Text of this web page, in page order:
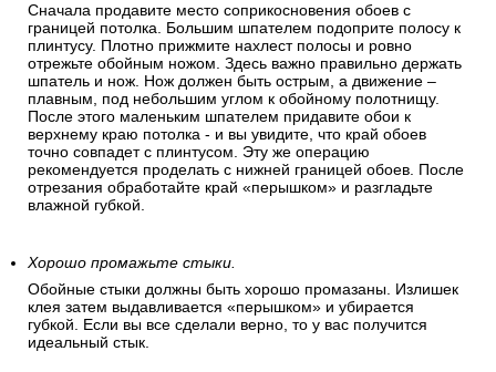
Сначала продавите место соприкосновения обоев с
границей потолка. Большим шпателем подоприте полосу к
плинтусу. Плотно прижмите нахлест полосы и ровно
отрежьте обойным ножом. Здесь важно правильно держать
шпатель и нож. Нож должен быть острым, а движение –
плавным, под небольшим углом к обойному полотнищу.
После этого маленьким шпателем придавите обои к
верхнему краю потолка - и вы увидите, что край обоев
точно совпадет с плинтусом. Эту же операцию
рекомендуется проделать с нижней границей обоев. После
отрезания обработайте край «перышком» и разгладьте
влажной губкой.
Хорошо промажьте стыки.
Обойные стыки должны быть хорошо промазаны. Излишек
клея затем выдавливается «перышком» и убирается
губкой. Если вы все сделали верно, то у вас получится
идеальный стык.